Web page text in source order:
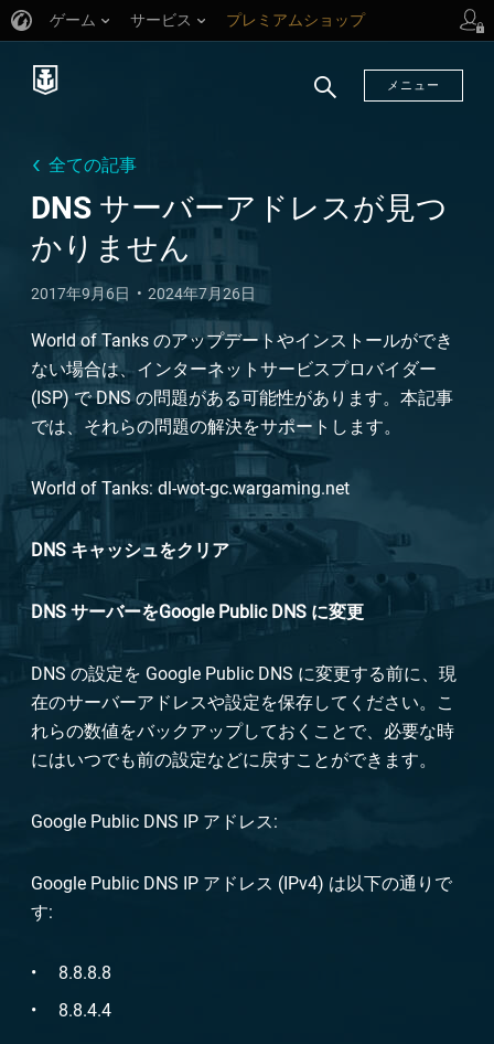
ゲーム サービス プレミアムショップ
メニュー
全ての記事
DNS サーバーアドレスが見つ
かりません
2017年9月6日 2024年7月26日
World of Tanks のアップデートやインストールができ
ない場合は、インターネットサービスプロバイダー
(ISP) で DNS の問題がある可能性があります。本記事
では、それらの問題の解決をサポートします。
World of Tanks: dl-wot-gc.wargaming.net
DNS キャッシュをクリア
DNSサーバーをGoogle Public DNS に変更
DNS の設定を Google Public DNS に変更する前に、現
在のサーバーアドレスや設定を保存してください。こ
れらの数値をバックアップしておくことで、必要な時
にはいつでも前の設定などに戻すことができます。
Google Public DNS IP アドレス:
Google Public DNS IP アドレス (IPv4) は以下の通りで
す:
8.8.8.8
8.8.4.4